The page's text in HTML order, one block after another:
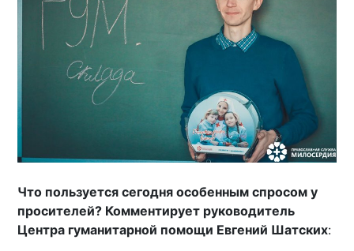
Что пользуется сегодня особенным спросом у
просителей? Комментирует руководитель
Центра гуманитарной помощи Евгений Шатских: